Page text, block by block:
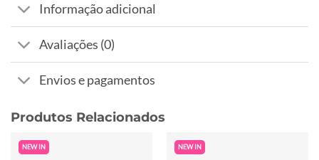
Informação adicional
Avaliações (0)
Envios e pagamentos
Produtos Relacionados
NEW IN NEW IN